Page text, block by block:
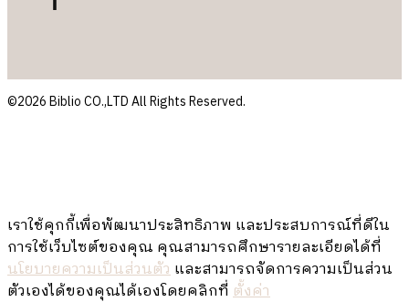
©2026 Biblio CO.,LTD All Rights Reserved.
เราใช้คุกกี้เพื่อพัฒนาประสิทธิภาพ และประสบการณ์ที่ดีใน
การใช้เว็บไซต์ของคุณ คุณสามารถศึกษารายละเอียดได้ที่
นโยบายความเป็นส่วนตัวและสามารถจัดการความเป็นส่วน
ตัวเองได้ของคุณได้เองโดยคลิกที่ ตั้งค่า